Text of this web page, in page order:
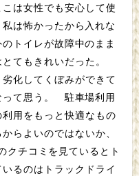
は女性でも安心して使
てもきれいだった。
化してくぼみができて
駐車場利用
用をもっと快適なもの
らよいのではないか、
るのはトラックドライ